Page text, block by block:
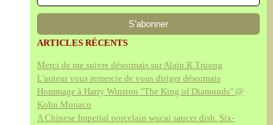
ARTICLES RÉCENTS
Merci de me suivre désormais sur Alain.R.Truong
L'auteur vous remercie de vous diriger désormais
Hommage à Harry Winston "The King of Diamonds" @
Kohn Monaco
A Chinese Imperial porcelain wucai saucer dish. Six-